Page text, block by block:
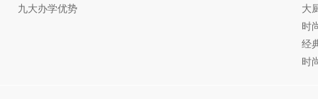
九大办学优势
大
时
经
时